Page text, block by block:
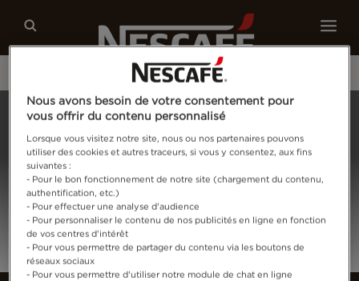
Recettes Développement durable
Home Connectez-vous
Nous avons besoin de votre consentement pour
vous offrir du contenu personnalisé
Lorsque vous visitez notre site, nous ou nos partenaires pouvons
utiliser des cookies et autres traceurs, si vous y consentez, aux fins
suivantes :
- Pour le bon fonctionnement de notre site (chargement du contenu,
authentification, etc.)
- Pour effectuer une analyse d'audience
- Pour personnaliser le contenu de nos publicités en ligne en fonction
de vos centres d'intérêt
- Pour vous permettre de partager du contenu via les boutons de
réseaux sociaux
- Pour vous permettre d'utiliser notre module de chat en ligne